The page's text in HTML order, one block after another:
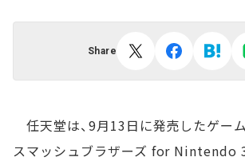
Share
任天堂は、9月13日に発売したゲー
スマッシュブラザーズ for Nintendo